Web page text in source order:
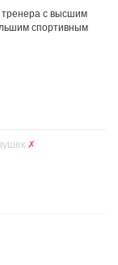
тренера с высшим
спортивным
✗